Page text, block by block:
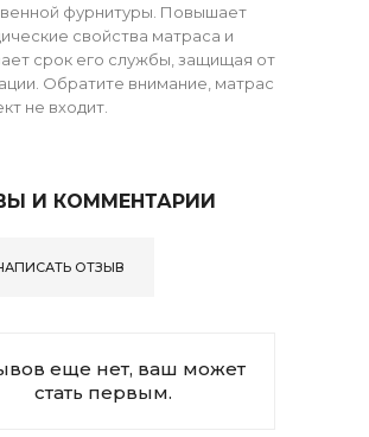
фурнитуры. Повышает
свойства матраса и
срок его службы, защищая от
Обратите внимание, матрас
не входит.
И КОММЕНТАРИИ
ОТЗЫВ
еще нет, ваш может
стать первым.